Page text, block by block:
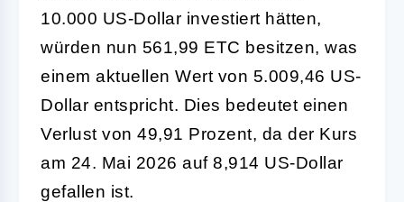
10.000 US-Dollar investiert hätten,
würden nun 561,99 ETC besitzen, was
einem aktuellen Wert von 5.009,46 US-
Dollar entspricht. Dies bedeutet einen
Verlust von 49,91 Prozent, da der Kurs
am 24. Mai 2026 auf 8,914 US-Dollar
gefallen ist.